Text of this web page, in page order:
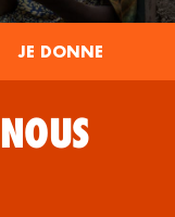
JE DONNE